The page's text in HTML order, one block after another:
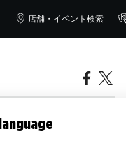
店舗・イベント検索